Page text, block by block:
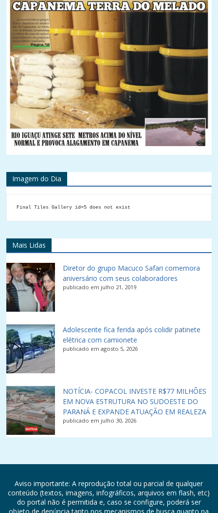
Imagem do Dia
Final Tiles Gallery id=5 does not exist
Mais Lidas
Diretor do grupo Macuco Safari comemora
aniversário com seus colaboradores
publicado em julho 21, 2019
Adolescente fica ferida após colidir patinete
elétrica com camionete
publicado em agosto 5, 2026
NOTÍCIA- COPACOL INVESTE R$77 MILHÕES
EM NOVA ESTRUTURA NO SUDOESTE DO
PARANÁ E EXPANDE ATUAÇÃO EM REALEZA
publicado em julho 30, 2026
Aviso importante: A reprodução total ou parcial de qualquer
conteúdo (textos, imagens, infográficos, arquivos em flash, etc)
do portal não é permitida e, caso se configure, poderá ser